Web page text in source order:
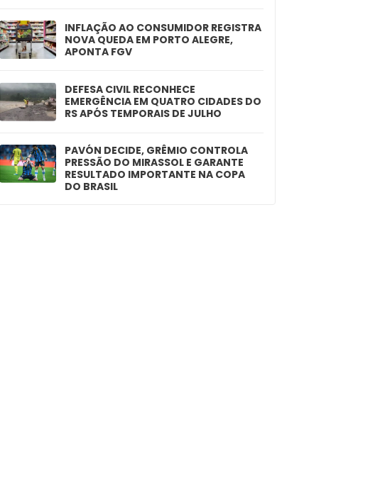
INFLAÇÃO AO CONSUMIDOR REGISTRA
NOVA QUEDA EM PORTO ALEGRE,
APONTA FGV
DEFESA CIVIL RECONHECE
EMERGÊNCIA EM QUATRO CIDADES DO
RS APÓS TEMPORAIS DE JULHO
PAVÓN DECIDE, GRÊMIO CONTROLA
PRESSÃO DO MIRASSOL E GARANTE
RESULTADO IMPORTANTE NA COPA
DO BRASIL